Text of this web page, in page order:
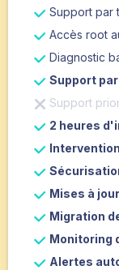
Support par
Accès root
Diagnostic
Support
Support
2 heures
Mises à
Migration
Monitoring
Alertes